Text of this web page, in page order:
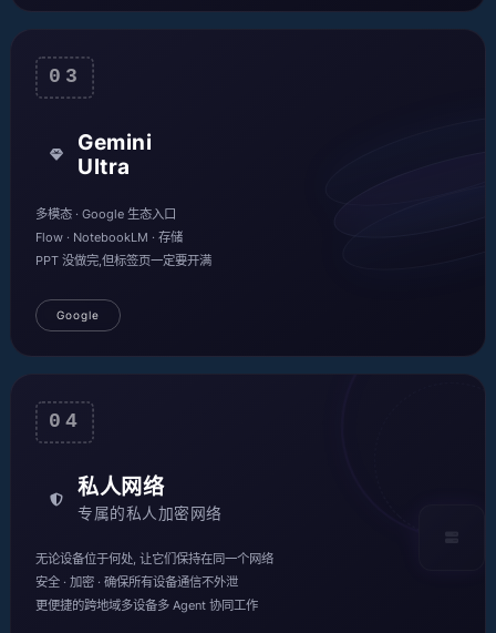
03
Gemini
Ultra
多模态 · Google 生态入口
Flow · NotebookLM · 存储
PPT 没做完,但标签页一定要开满
Google
04
私人网络
专属的私人加密网络
无论设备位于何处, 让它们保持在同一个网络
安全 · 加密 · 确保所有设备通信不外泄
更便捷的跨地域多设备多 Agent 协同工作